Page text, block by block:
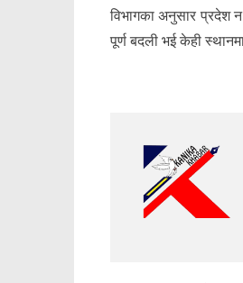
विभागका अनुसार प्रदेश न
पूर्ण बदली भई केही